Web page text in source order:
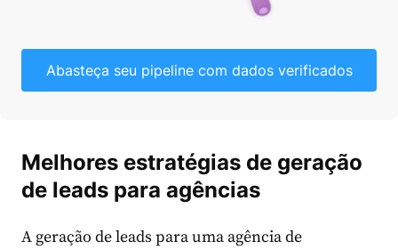
Abasteça seu pipeline com dados verificados
Melhores estratégias de geração
de leads para agências
A geração de leads para uma agência de